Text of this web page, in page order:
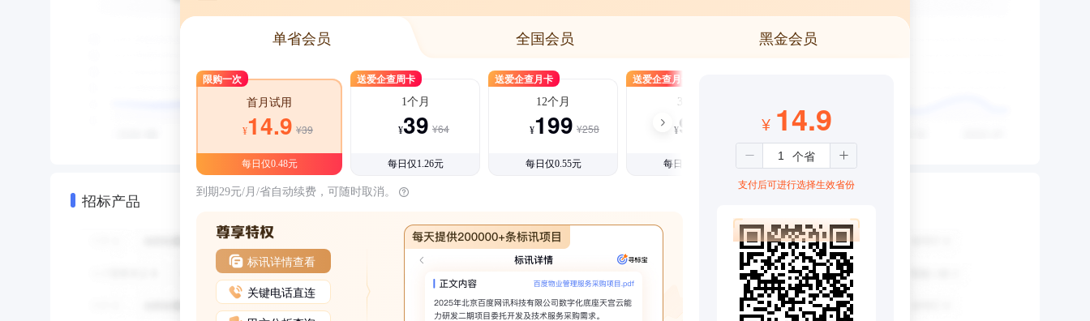
招标产品
单省会员 全国会员 黑金会员
限购一次
首月试用
¥14.9 ¥39
每日仅0.48元
送爱企查周卡
1个月
¥39 ¥64
每日仅1.26元
送爱企查月卡
12个月
¥199 ¥258
每日仅0.55元
送爱企查月卡
3个月
¥99
每日仅1.08元
到期29元/月/省自动续费，可随时取消。
标讯详情查看
关键电话直连
¥ 14.9
支付后可进行选择生效省份